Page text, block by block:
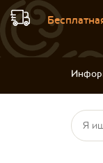
Поиск